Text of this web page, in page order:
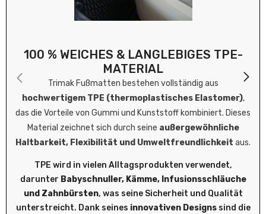
100 % WEICHES & LANGLEBIGES TPE-
MATERIAL
Trimak Fußmatten bestehen vollständig aus
hochwertigem TPE (thermoplastisches Elastomer),
das die Vorteile von Gummi und Kunststoff kombiniert. Dieses
Material zeichnet sich durch seine außergewöhnliche
Haltbarkeit, Flexibilität und Umweltfreundlichkeit aus.
TPE wird in vielen Alltagsprodukten verwendet,
darunter Babyschnuller, Kämme, Infusionsschläuche
und Zahnbürsten, was seine Sicherheit und Qualität
unterstreicht. Dank seines innovativen Designssind die